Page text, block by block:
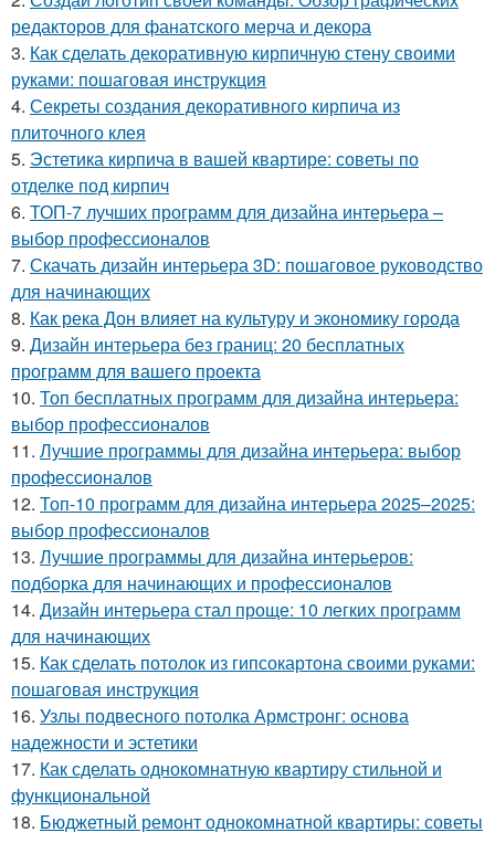
редакторов для фанатского мерча и декора
3. Как сделать декоративную кирпичную стену своими
руками: пошаговая инструкция
4. Секреты создания декоративного кирпича из
плиточного клея
5. Эстетика кирпича в вашей квартире: советы по
отделке под кирпич
6. ТОП-7 лучших программ для дизайна интерьера –
выбор профессионалов
7. Скачать дизайн интерьера 3D: пошаговое руководство
для начинающих
8. Как река Дон влияет на культуру и экономику города
9. Дизайн интерьера без границ: 20 бесплатных
программ для вашего проекта
10. Топ бесплатных программ для дизайна интерьера:
выбор профессионалов
11. Лучшие программы для дизайна интерьера: выбор
профессионалов
12. Топ-10 программ для дизайна интерьера 2025–2025:
выбор профессионалов
13. Лучшие программы для дизайна интерьеров:
подборка для начинающих и профессионалов
14. Дизайн интерьера стал проще: 10 легких программ
для начинающих
15. Как сделать потолок из гипсокартона своими руками:
пошаговая инструкция
16. Узлы подвесного потолка Армстронг: основа
надежности и эстетики
17. Как сделать однокомнатную квартиру стильной и
функциональной
18. Бюджетный ремонт однокомнатной квартиры: советы